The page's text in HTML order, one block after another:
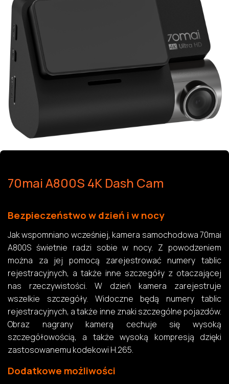
70mai A800S 4K Dash Cam
Bezpieczeństwo w dzień i w nocy
Jak wspomniano wcześniej, kamera samochodowa 70mai
A800S świetnie radzi sobie w nocy. Z powodzeniem
można za jej pomocą zarejestrować numery tablic
rejestracyjnych, a także inne szczegóły z otaczającej
nas rzeczywistości. W dzień kamera zarejestruje
wszelkie szczegóły. Widoczne będą numery tablic
rejestracyjnych, a także inne znaki szczególne pojazdów.
Obraz nagrany kamerą cechuje się wysoką
szczegółowością, a także wysoką kompresją dzięki
zastosowanemu kodekowi H.265.
Dodatkowe możliwości